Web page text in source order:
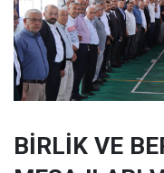
BİRLİK VE